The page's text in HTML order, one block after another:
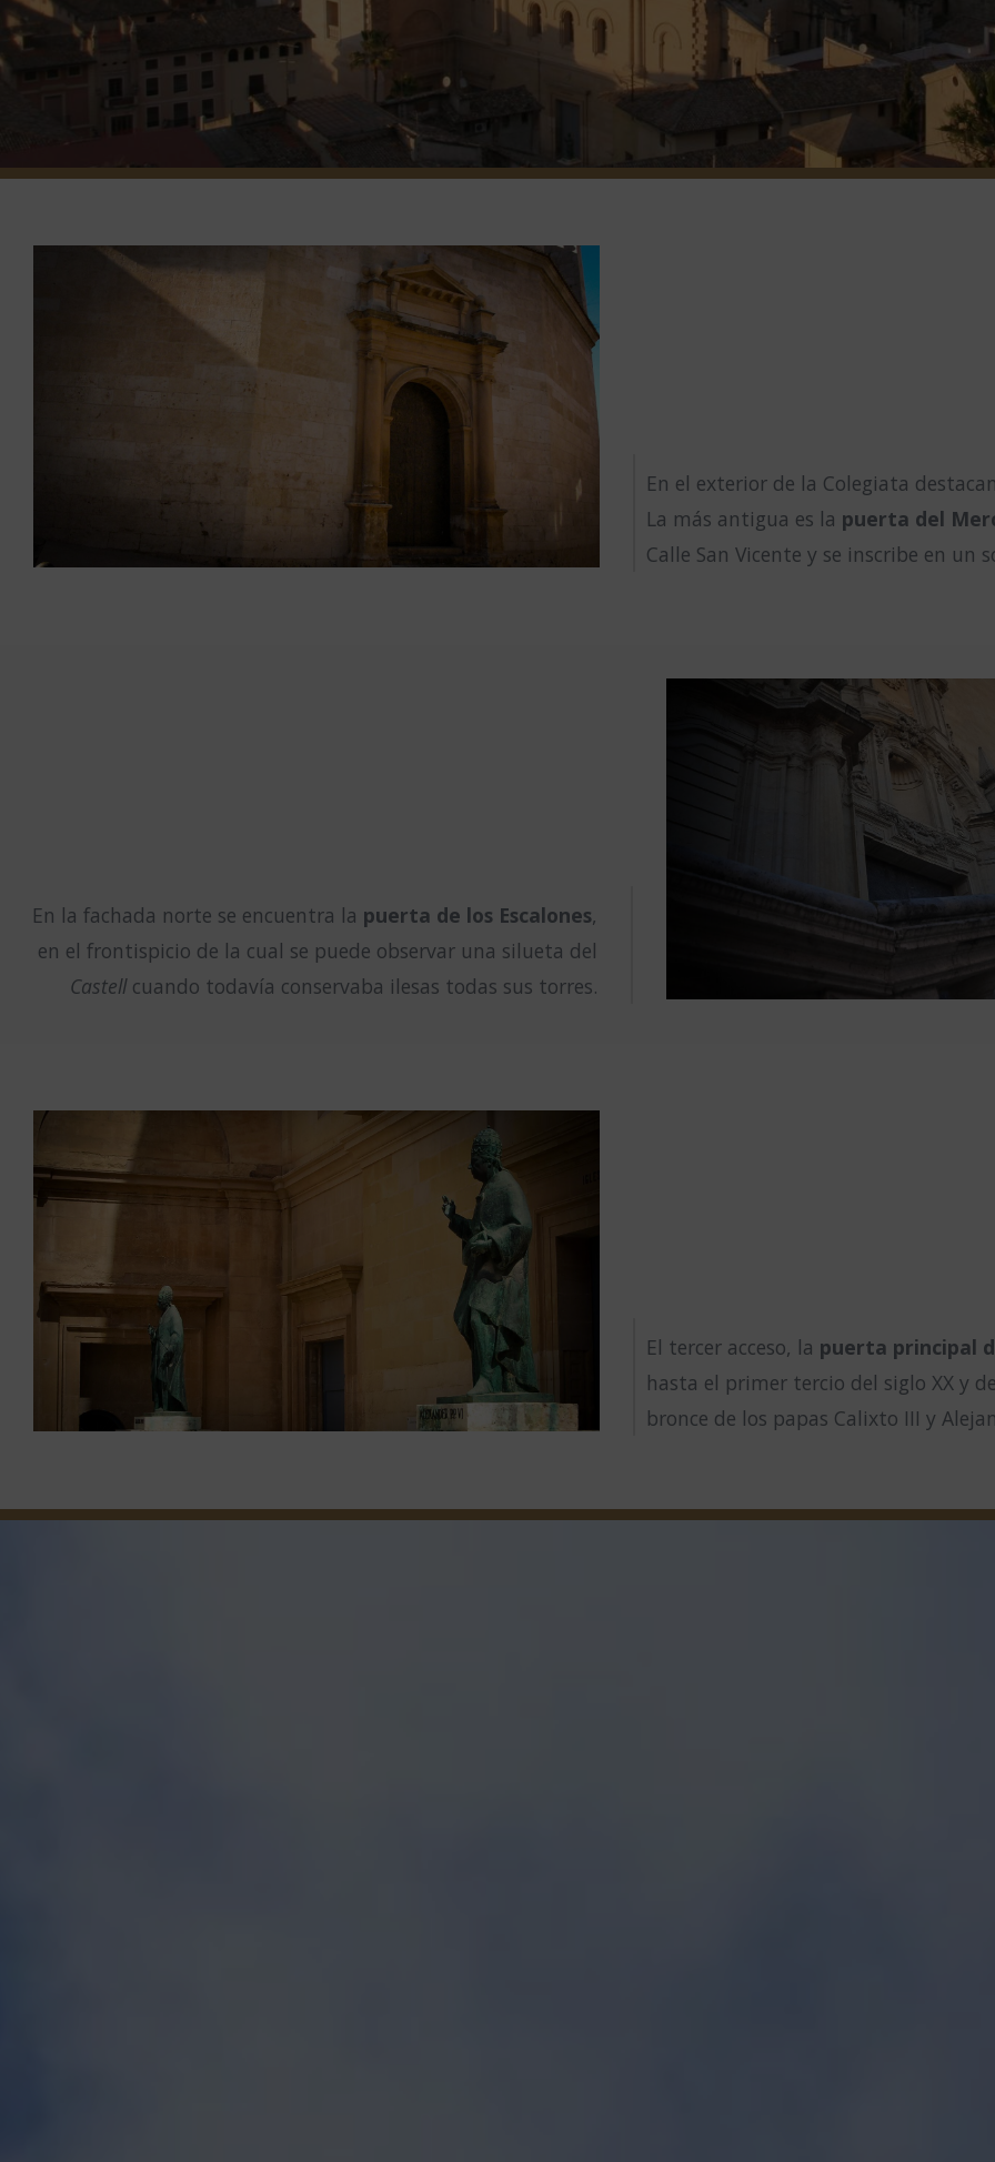
En el exterior de la Colegiata
La más antigua es la puerta del
Calle San Vicente y se inscribe en un
En la fachada norte se encuentra la puerta de los Escalones,
en el frontispicio de la cual se puede observar una silueta del
Castellcuando todavía conservaba ilesas todas sus torres.
El tercer acceso, la puerta principal
hasta el primer tercio del siglo XX y
bronce de los papas Calixto III y